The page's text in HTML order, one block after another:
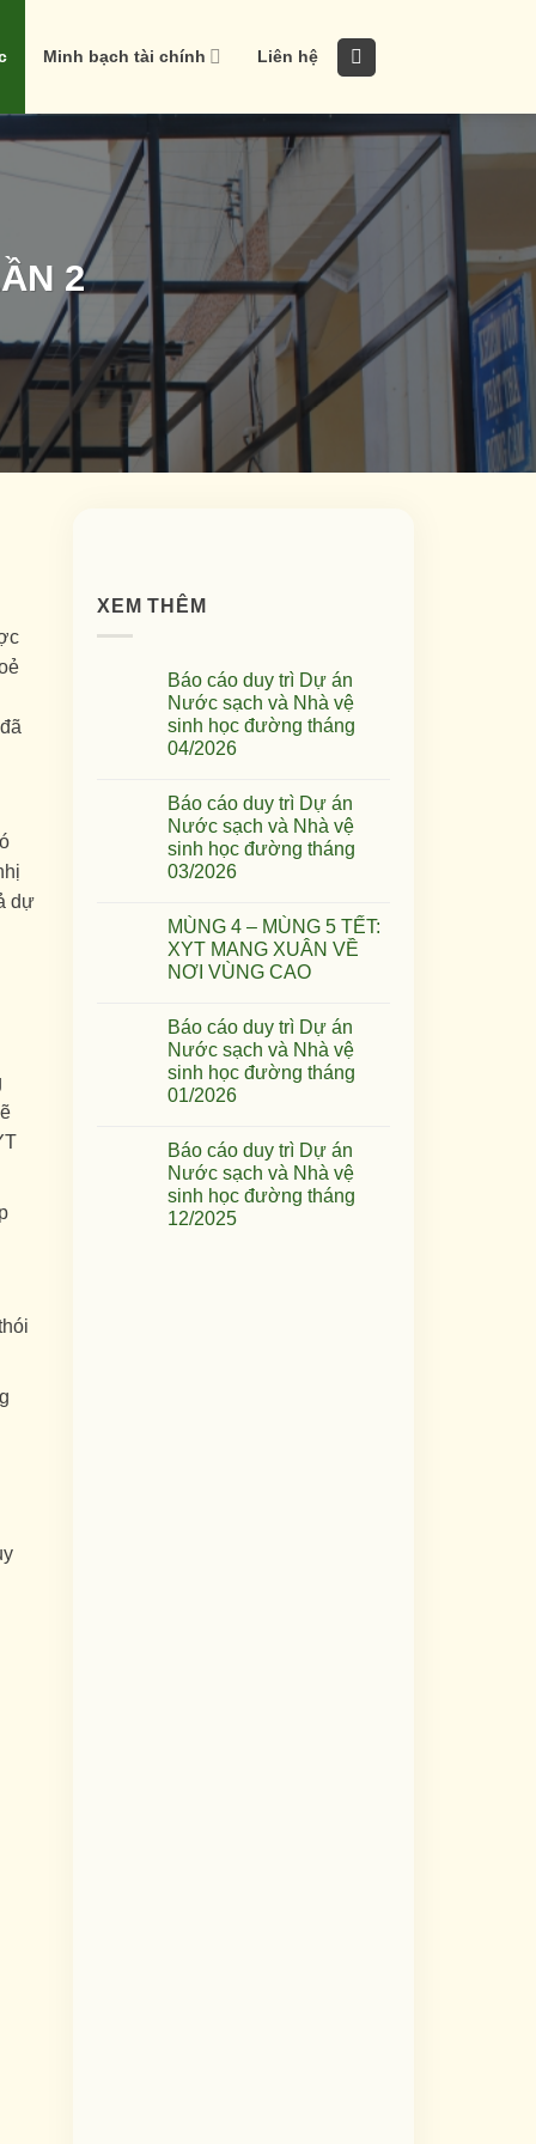
Minh bạch tài chính Liên hệ
2
dự
XEM THÊM
Báo cáo duy trì Dự án
Nước sạch và Nhà vệ
sinh học đường tháng
04/2026
Báo cáo duy trì Dự án
Nước sạch và Nhà vệ
sinh học đường tháng
03/2026
MÙNG 4 – MÙNG 5 TẾT:
XYT MANG XUÂN VỀ
NƠI VÙNG CAO
Báo cáo duy trì Dự án
Nước sạch và Nhà vệ
sinh học đường tháng
01/2026
Báo cáo duy trì Dự án
Nước sạch và Nhà vệ
sinh học đường tháng
12/2025